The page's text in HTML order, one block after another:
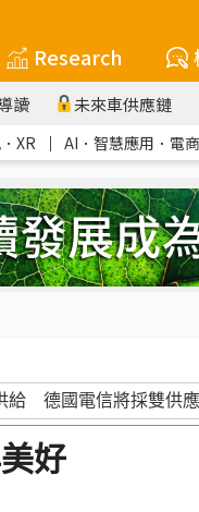
Research
讀 未來車供應鏈
XR ｜ AI．智慧應用．電
好